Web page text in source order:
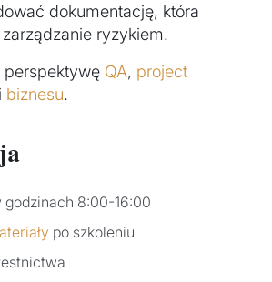
dokumentację, która
ryzykiem.
perspektywę QA, project
i biznesu.
godzinach 8:00-16:00
po szkoleniu